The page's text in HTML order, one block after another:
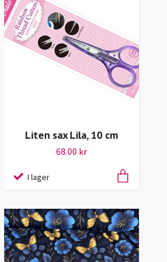
Liten sax Lila, 10 cm
68.00 kr
I lager